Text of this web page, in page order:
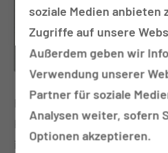
Hardcore Punk und
Kinderklinik – diese
im einstigen Carl-Thiem-
soziale Medien anbieten
Zugriffe auf unsere
Außerdem geben wir
Verwendung unserer
Partner für soziale
Analysen weiter, sofern
Optionen akzeptieren.